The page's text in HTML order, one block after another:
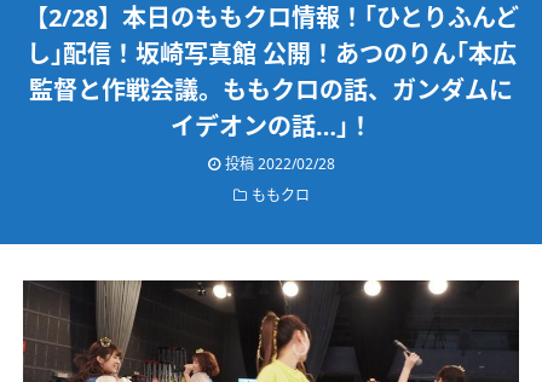
【2/28】本日のももクロ情報！｢ひとりふんど
し｣配信！坂崎写真館 公開！あつのりん｢本広
監督と作戦会議。ももクロの話、ガンダムに
イデオンの話…｣！
投稿2022/02/28
ももクロ